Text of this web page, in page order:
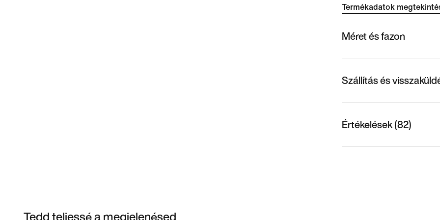
Termékadatok
Méret és fazon
Szállítás és
Értékelések (82)
Tedd teljessé a megjelenésed